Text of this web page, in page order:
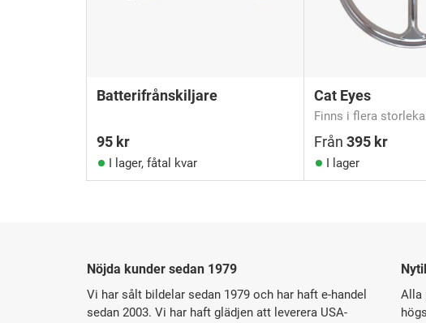
Batterifrånskiljare
95 kr
I lager, fåtal kvar
Cat Eyes
Finns i flera
Från 395 kr
I lager
Nöjda kunder sedan 1979
Vi har sålt bildelar sedan 1979 och har haft e-handel
sedan 2003. Vi har haft glädjen att leverera USA-
Alla